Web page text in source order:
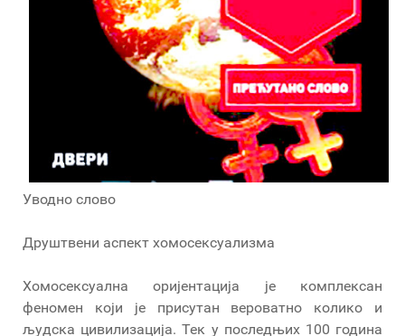
Уводно слово
Друштвени аспект хомосексуализма
Хомосексуална оријентација је комплексан
феномен који је присутан вероватно колико и
људска цивилизација. Тек у последњих 100 година